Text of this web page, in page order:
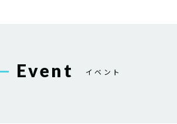
Event イベント